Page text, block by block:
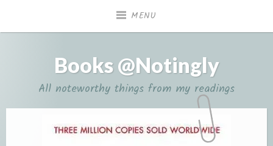
MENU
Books @Notingly
All noteworthy things from my readings